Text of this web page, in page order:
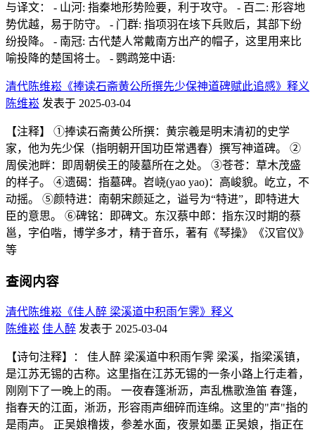
与译文： - 山河: 指秦地形势险要，利于攻守。 - 百二: 形容地
势优越，易于防守。 - 门群: 指项羽在垓下兵败后，其部下纷
纷投降。 - 南冠: 古代楚人常戴南方出产的帽子，这里用来比
喻投降的楚国将士。 - 鹦鹉笼中语:
清代陈维崧《捧读石斋黄公所撰先少保神道碑赋此追感》释义
陈维崧 发表于 2025-03-04
【注释】 ①捧读石斋黄公所撰：黄宗羲是明末清初的史学
家，他为先少保（指明朝开国功臣常遇春）撰写神道碑。 ②
周侯池畔：即周朝侯王的陵墓所在之处。 ③苍苍：草木茂盛
的样子。 ④遗碣：指墓碑。岧峣(yao yao)：高峻貌。屹立，不
动摇。 ⑤颜特进：南朝宋颜延之，谥号为“特进”，即特进大
臣的意思。 ⑥碑铭：即碑文。东汉蔡中郎：指东汉时期的蔡
邕，字伯喈，博学多才，精于音乐，著有《琴操》《汉官仪》
等
查阅内容
清代陈维崧《佳人醉 梁溪道中积雨乍霁》释义
陈维崧 佳人醉 发表于 2025-03-04
【诗句注释】： 佳人醉 梁溪道中积雨乍霁 梁溪，指梁溪镇，
是江苏无锡的古称。这里指在江苏无锡的一条小路上行走着，
刚刚下了一晚上的雨。 一夜春篷淅沥，声乱樵歌渔笛 春篷，
指春天的江面，淅沥，形容雨声细碎而连绵。这里的"声"指的
是雨声。 正吴娘橹拨，参差水面，夜景如墨 正吴娘，指正在